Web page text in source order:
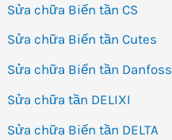
Sửa chữa Biến tần CS
Sửa chữa Biến tần Cutes
Sửa chữa Biến tần Danfoss
Sửa chữa tần DELIXI
Sửa chữa Biến tần DELTA